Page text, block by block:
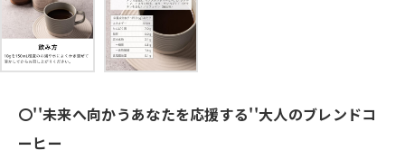
〇''未来へ向かうあなたを応援する''大人のブレンドコ
ーヒー